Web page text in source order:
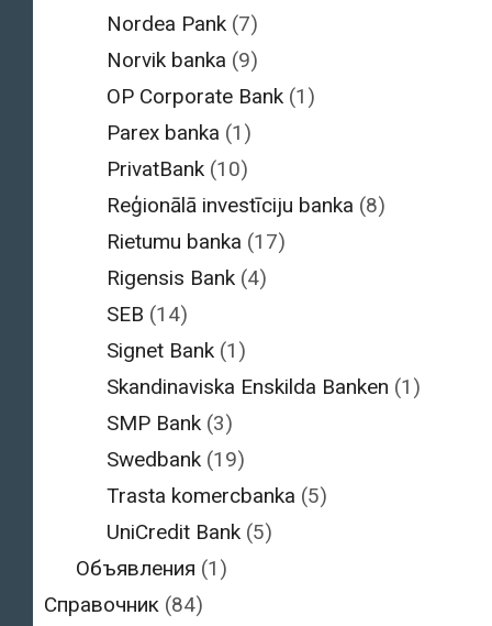
Nordea Pank (7)
Norvik banka (9)
OP Corporate Bank (1)
Parex banka (1)
PrivatBank (10)
Reģionālā investīciju banka (8)
Rietumu banka (17)
Rigensis Bank (4)
SEB (14)
Signet Bank (1)
Skandinaviska Enskilda Banken (1)
SMP Bank (3)
Swedbank (19)
Trasta komercbanka (5)
UniCredit Bank (5)
Объявления (1)
Справочник (84)